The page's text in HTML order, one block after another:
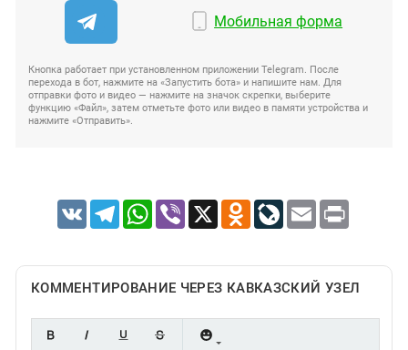
Мобильная форма
Кнопка работает при установленном приложении Telegram. После
перехода в бот, нажмите на «Запустить бота» и напишите нам. Для
отправки фото и видео — нажмите на значок скрепки, выберите
функцию «Файл», затем отметьте фото или видео в памяти устройства и
нажмите «Отправить».
VK TelegramWhatsApp
Viber X Odnoklassniki
LiveJournal
Email Print
КОММЕНТИРОВАНИЕ ЧЕРЕЗ КАВКАЗСКИЙ УЗЕЛ